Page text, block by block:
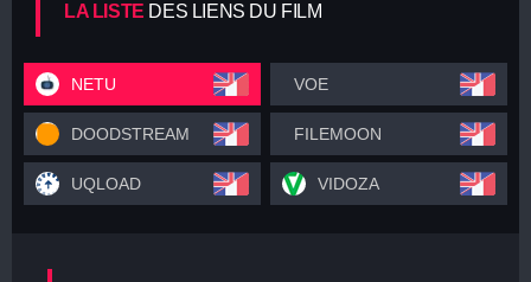
LA LISTE DES LIENS DU FILM
NETU VOE
DOODSTREAM FILEMOON
UQLOAD VIDOZA